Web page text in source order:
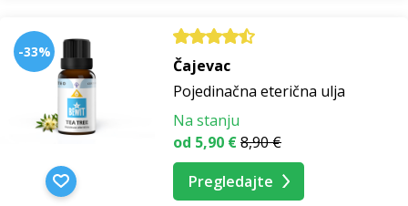
-33%
Čajevac
Pojedinačna eterična ulja
Na stanju
od 5,90 €8,90 €
Pregledajte